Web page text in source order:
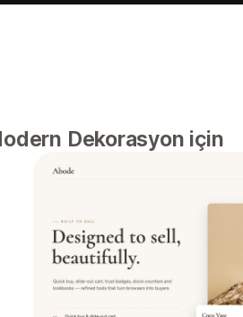
Dekorasyon için